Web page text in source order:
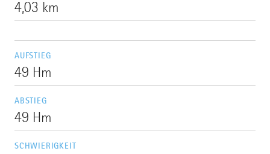
4,03 km
AUFSTIEG
49 Hm
ABSTIEG
49 Hm
SCHWIERIGKEIT